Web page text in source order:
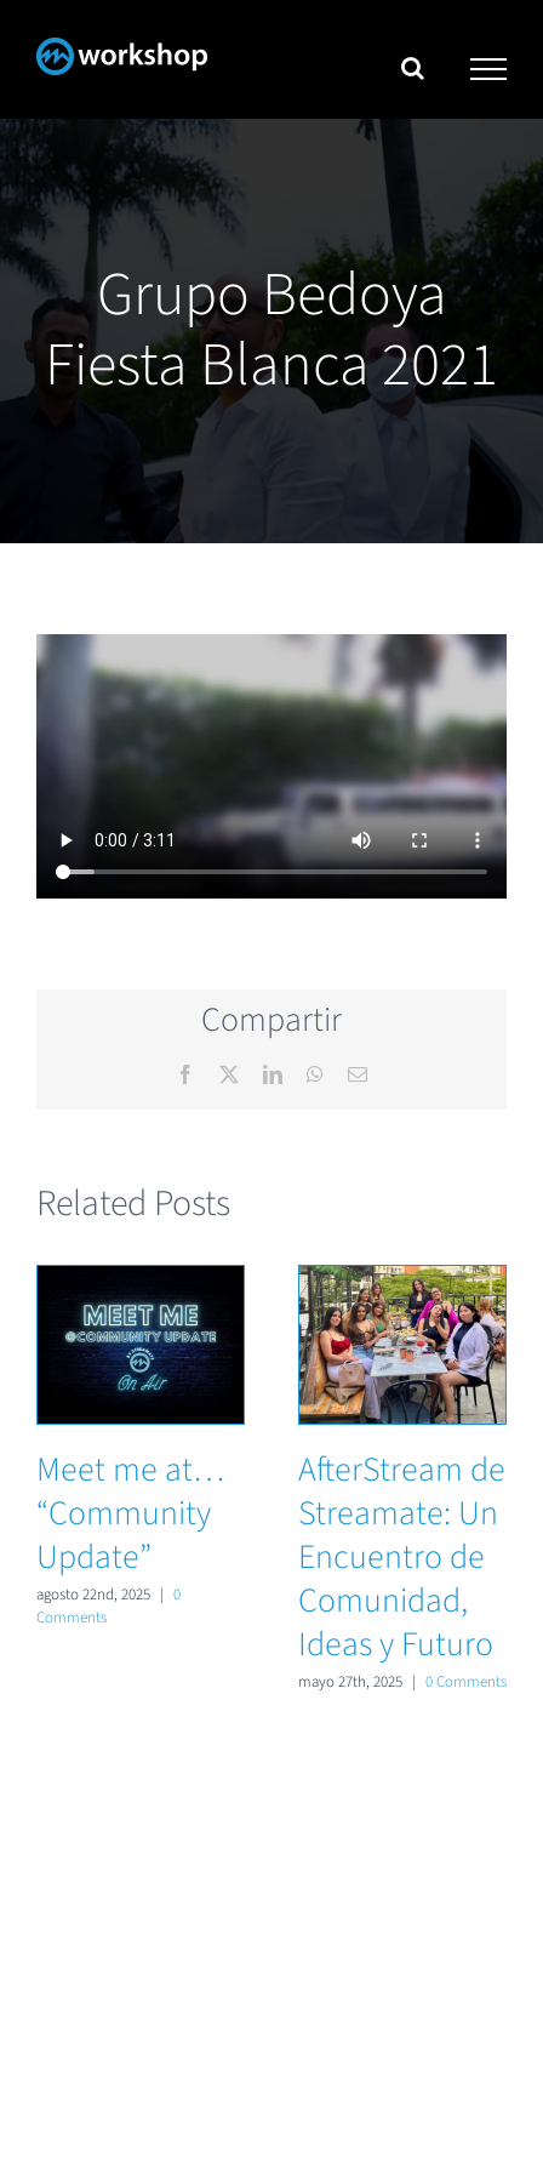
Grupo Bedoya
Fiesta Blanca 2021
Compartir
Facebook LinkedInWhatsApp
Email
Related Posts
Meet me at…
“Community
Update”
agosto 22nd, 2025 | 0
Comments
AfterStream de
Streamate: Un
Encuentro de
Comunidad,
Ideas y Futuro
mayo 27th, 2025 | 0 Comments